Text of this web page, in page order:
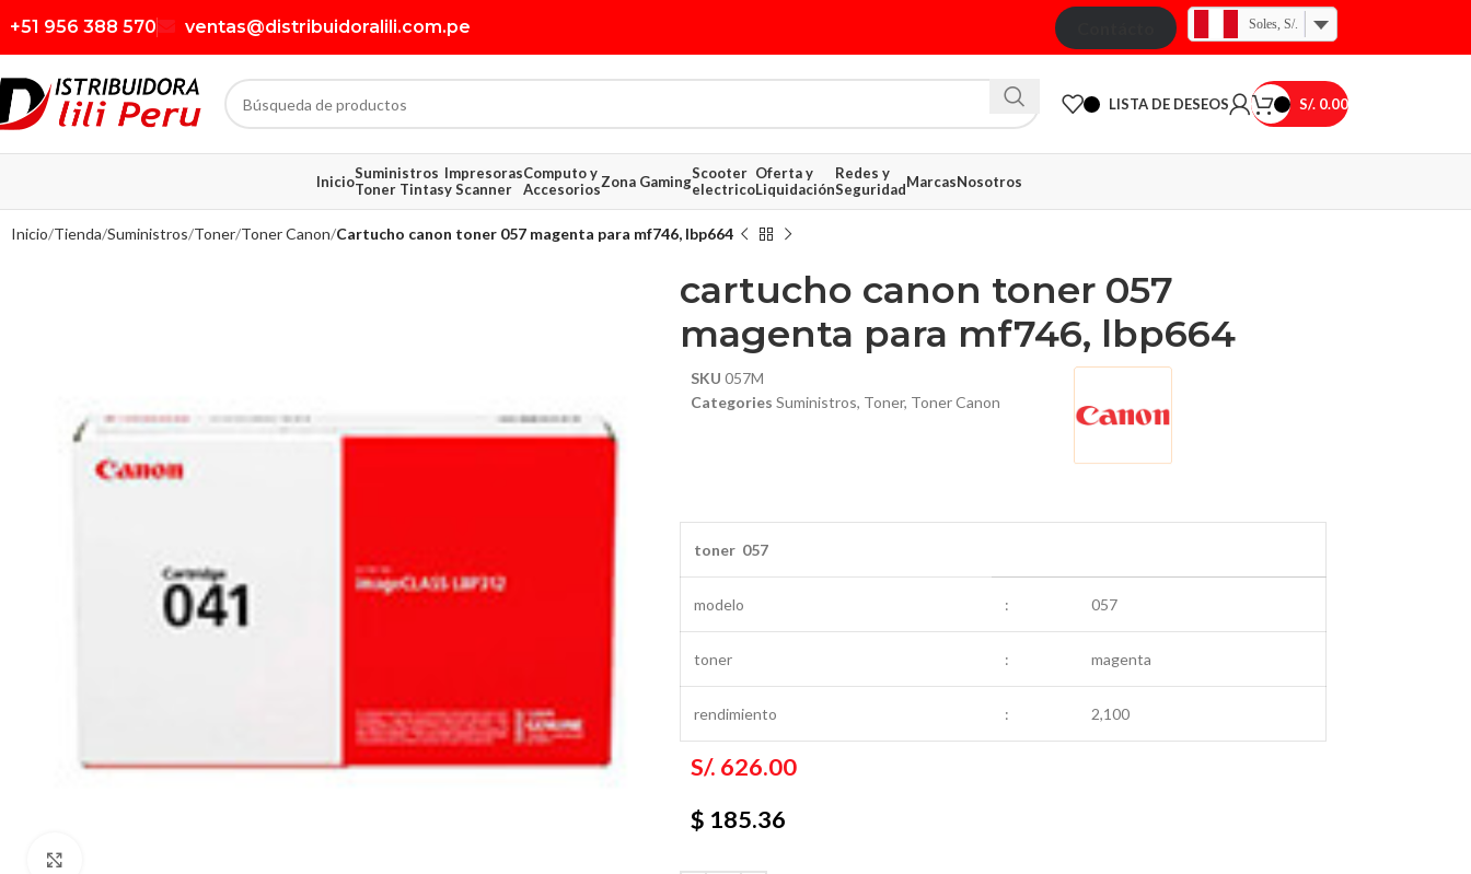
+51 956 388 570 ventas@distribuidoralili.com.pe Soles, S/.
LISTA DE DESEOS S/. 0.00
InicioSuministros
Toner Tintas
Impresoras
y Scanner
Computo y
AccesoriosZona GamingScooter
electrico
Oferta y
Liquidación
Redes y
SeguridadMarcasNosotros
Inicio Tienda Suministros Toner Toner Canon Cartucho canon toner 057 magenta para mf746, lbp664
$ 185.36
$ 185.36
cartucho canon toner 057
magenta para mf746, lbp664
SKU 057M
Categories Suministros, Toner, Toner Canon
toner 057
modelo : 057
toner : magenta
rendimiento : 2,100
S/. 626.00
$ 185.36